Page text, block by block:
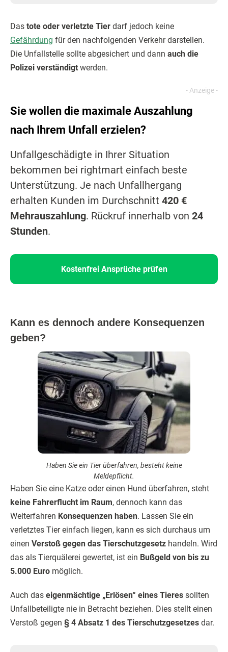
Das tote oder verletzte Tier darf jedoch keine
Gefährdung für den nachfolgenden Verkehr darstellen.
Die Unfallstelle sollte abgesichert und dann auch die
Polizei verständigt werden.
Sie wollen die maximale Auszahlung
nach Ihrem Unfall erzielen?
Unfallgeschädigte in Ihrer Situation
bekommen bei rightmart einfach beste
Unterstützung. Je nach Unfallhergang
erhalten Kunden im Durchschnitt 420 €
Mehrauszahlung. Rückruf innerhalb von 24
Stunden.
Kostenfrei Ansprüche prüfen
Kann es dennoch andere Konsequenzen
geben?
Haben Sie ein Tier überfahren, besteht keine
Meldepflicht.
Haben Sie eine Katze oder einen Hund überfahren, steht
keine Fahrerflucht im Raum, dennoch kann das
Weiterfahren Konsequenzen haben. Lassen Sie ein
verletztes Tier einfach liegen, kann es sich durchaus um
einen Verstoß gegen das Tierschutzgesetz handeln. Wird
das als Tierquälerei gewertet, ist ein Bußgeld von bis zu
5.000 Euro möglich.
Auch das eigenmächtige „Erlösen“ eines Tieres sollten
Unfallbeteiligte nie in Betracht beziehen. Dies stellt einen
Verstoß gegen § 4 Absatz 1 des Tierschutzgesetzes dar.